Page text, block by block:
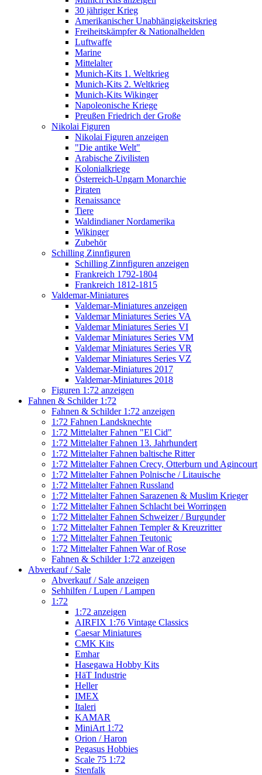
30 jähriger Krieg
Amerikanischer Unabhängigkeitskrieg
Freiheitskämpfer & Nationalhelden
Luftwaffe
Marine
Mittelalter
Munich-Kits 1. Weltkrieg
Munich-Kits 2. Weltkrieg
Munich-Kits Wikinger
Napoleonische Kriege
Preußen Friedrich der Große
Nikolai Figuren
Nikolai Figuren anzeigen
"Die antike Welt"
Arabische Zivilisten
Kolonialkriege
Österreich-Ungarn Monarchie
Piraten
Renaissance
Tiere
Waldindianer Nordamerika
Wikinger
Zubehör
Schilling Zinnfiguren
Schilling Zinnfiguren anzeigen
Frankreich 1792-1804
Frankreich 1812-1815
Valdemar-Miniatures
Valdemar-Miniatures anzeigen
Valdemar Miniatures Series VA
Valdemar Miniatures Series VI
Valdemar Miniatures Series VM
Valdemar Miniatures Series VR
Valdemar Miniatures Series VZ
Valdemar-Miniatures 2017
Valdemar-Miniatures 2018
Figuren 1:72 anzeigen
Fahnen & Schilder 1:72
Fahnen & Schilder 1:72 anzeigen
1:72 Fahnen Landsknechte
1:72 Mittelalter Fahnen "El Cid"
1:72 Mittelalter Fahnen 13. Jahrhundert
1:72 Mittelalter Fahnen baltische Ritter
1:72 Mittelalter Fahnen Crecy, Otterburn und Agincourt
1:72 Mittelalter Fahnen Polnische / Litauische
1:72 Mittelalter Fahnen Russland
1:72 Mittelalter Fahnen Sarazenen & Muslim Krieger
1:72 Mittelalter Fahnen Schlacht bei Worringen
1:72 Mittelalter Fahnen Schweizer / Burgunder
1:72 Mittelalter Fahnen Templer & Kreuzritter
1:72 Mittelalter Fahnen Teutonic
1:72 Mittelalter Fahnen War of Rose
Fahnen & Schilder 1:72 anzeigen
Abverkauf / Sale
Abverkauf / Sale anzeigen
Sehhilfen / Lupen / Lampen
1:72
1:72 anzeigen
AIRFIX 1:76 Vintage Classics
Caesar Miniatures
CMK Kits
Emhar
Hasegawa Hobby Kits
HäT Industrie
Heller
IMEX
Italeri
KAMAR
MiniArt 1:72
Orion / Haron
Pegasus Hobbies
Scale 75 1:72
Stenfalk